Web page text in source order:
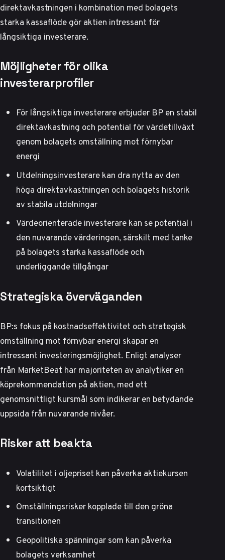
direktavkastningen i kombination med bolagets
starka kassaflöde gör aktien intressant för
långsiktiga investerare.
Möjligheter för olika
investerarprofiler
För långsiktiga investerare erbjuder BP en stabil
direktavkastning och potential för värdetillväxt
genom bolagets omställning mot förnybar
energi
Utdelningsinvesterare kan dra nytta av den
höga direktavkastningen och bolagets historik
av stabila utdelningar
Värdeorienterade investerare kan se potential i
den nuvarande värderingen, särskilt med tanke
på bolagets starka kassaflöde och
underliggande tillgångar
Strategiska överväganden
BP:s fokus på kostnadseffektivitet och strategisk
omställning mot förnybar energi skapar en
intressant investeringsmöjlighet. Enligt analyser
från MarketBeat har majoriteten av analytiker en
köprekommendation på aktien, med ett
genomsnittligt kursmål som indikerar en betydande
uppsida från nuvarande nivåer.
Risker att beakta
Volatilitet i oljepriset kan påverka aktiekursen
kortsiktigt
Omställningsrisker kopplade till den gröna
transitionen
Geopolitiska spänningar som kan påverka
bolagets verksamhet